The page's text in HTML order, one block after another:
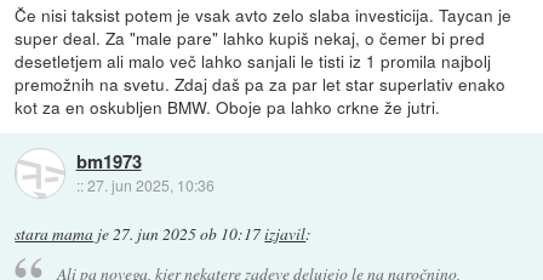
Če nisi taksist potem je vsak avto zelo slaba investicija. Taycan je
super deal. Za "male pare" lahko kupiš nekaj, o čemer bi pred
desetletjem ali malo več lahko sanjali le tisti iz 1 promila najbolj
premožnih na svetu. Zdaj daš pa za par let star superlativ enako
kot za en oskubljen BMW. Oboje pa lahko crkne že jutri.
bm1973
::27. jun 2025, 10:36
stara mama je27. jun 2025 ob 10:17izjavil:
Ali pa novega, kjer nekatere zadeve delujejo le na naročnino,